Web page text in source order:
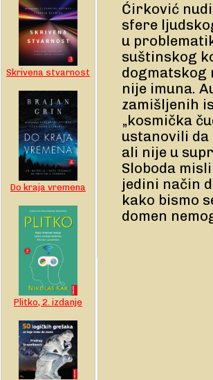
Skrivena stvarnost
Do kraja vremena
Plitko, 2. izdanje
Ćirković
sfere
u
suštinskog
dogmatskog
nije imuna.
zamišljenih
„kosmička
ustanovili da
ali nije u
Sloboda
jedini način
kako bismo
domen